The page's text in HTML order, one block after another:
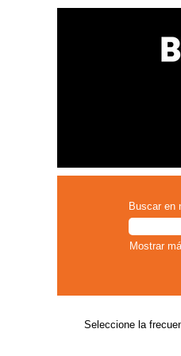
Buscar en
Mostrar
Seleccione la